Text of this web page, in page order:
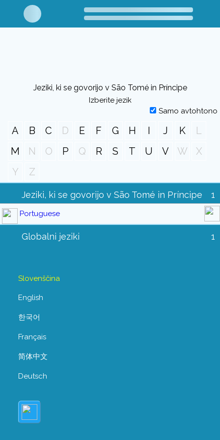
Jeziki, ki se govorijo v São Tomé in Príncipe
Izberite jezik
Samo avtohtono
A B C D E F G H I J K
L
M
N O P Q R S T U V W
X
Y
Z
Jeziki, ki se govorijo v São Tomé in Príncipe 1
Portuguese
Globalni jeziki 1
Slovenščina
English
한국어
Français
简体中文
Deutsch